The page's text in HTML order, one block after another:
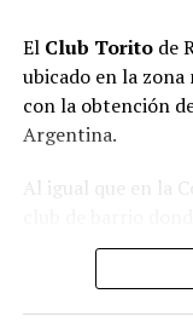
biológico”, detalló.
Mercedes, la
de mayo de 1976
del operativo, en
Morales. Cuatro
José Silvano
El Club Toritode
ubicado en la
con la obtención
Argentina.
Al igual que en la
primeros pasos,
para festejar